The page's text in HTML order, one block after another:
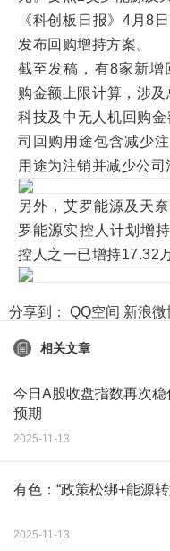
《科创板日报》4月8
发布回购增持方案。
截至发稿，有8家新增
购金额上限计算，涉
科技及中无人机回购
司回购用途包含减少
用途为注销并减少公司
另外，艾罗能源及天
罗能源实控人计划增
控人之一已增持17.32
分享到： QQ空间 新浪微
相关文章
今日A股收盘指数再次
预期
2025-11-13
有色：“政策松绑+能源
2025-11-13